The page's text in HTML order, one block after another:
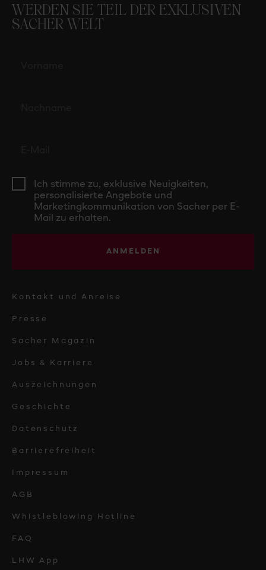
WERDEN SIE TEIL DER EXKLUSIVEN
SACHER WELT
Ich stimme zu, exklusive Neuigkeiten,
personalisierte Angebote und
Marketingkommunikation von Sacher per E-
Mail zu erhalten.
ANMELDEN
Kontakt und Anreise
Presse
Sacher Magazin
Jobs & Karriere
Auszeichnungen
Geschichte
Datenschutz
Barrierefreiheit
Impressum
AGB
Whistleblowing Hotline
FAQ
LHW App